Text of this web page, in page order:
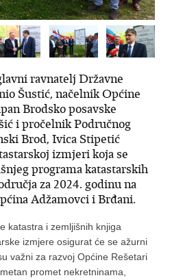
ravnatelj Državne
Šustić, načelnik Općine
Brodsko posavske
i pročelnik Područnog
Brod, Ivica Stipetić
izmjeri koja se
programa katastarskih
za 2024. godinu na
Adžamovci i Brđani.
katastra i zemljišnih knjiga
izmjere osigurat će se ažurni
važni za razvoj Općine Rešetari
promet nekretninama,